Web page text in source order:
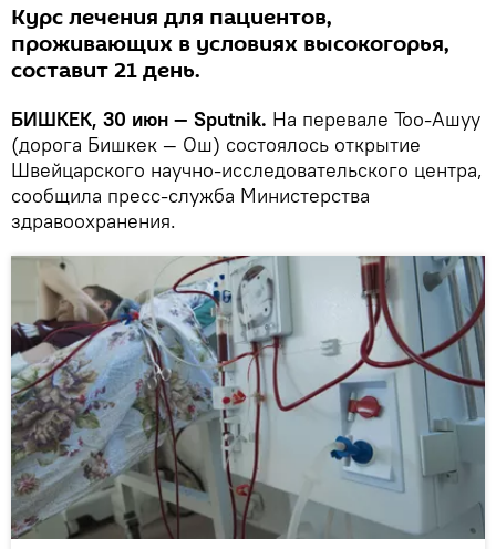
Курс лечения для пациентов,
проживающих в условиях высокогорья,
составит 21 день.
БИШКЕК, 30 июн — Sputnik. На перевале Тоо-Ашуу
(дорога Бишкек — Ош) состоялось открытие
Швейцарского научно-исследовательского центра,
сообщила пресс-служба Министерства
здравоохранения.